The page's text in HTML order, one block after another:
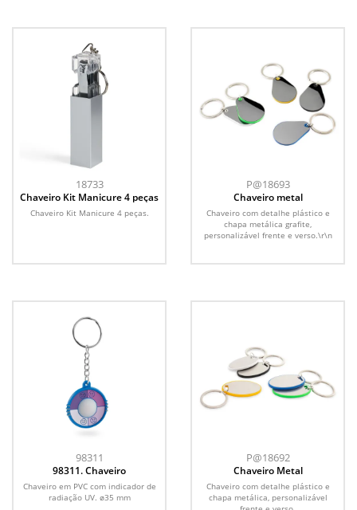
18733
Chaveiro Kit Manicure 4 peças
Chaveiro Kit Manicure 4 peças.
P@18693
Chaveiro metal
Chaveiro com detalhe plástico e
chapa metálica grafite,
personalizável frente e verso.\r\n
98311
98311. Chaveiro
Chaveiro em PVC com indicador de
radiação UV. ø35 mm
P@18692
Chaveiro Metal
Chaveiro com detalhe plástico e
chapa metálica, personalizável